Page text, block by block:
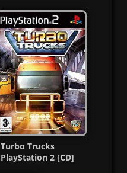
Turbo Trucks
PlayStation 2 [CD]